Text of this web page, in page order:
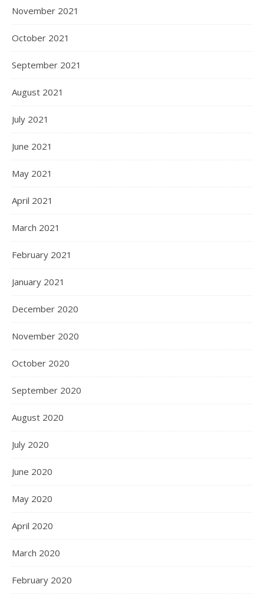
November 2021
October 2021
September 2021
August 2021
July 2021
June 2021
May 2021
April 2021
March 2021
February 2021
January 2021
December 2020
November 2020
October 2020
September 2020
August 2020
July 2020
June 2020
May 2020
April 2020
March 2020
February 2020